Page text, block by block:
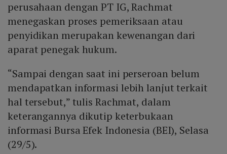
perusahaan dengan PT IG, Rachmat
menegaskan proses pemeriksaan atau
penyidikan merupakan kewenangan dari
aparat penegak hukum.
“Sampai dengan saat ini perseroan belum
mendapatkan informasi lebih lanjut terkait
hal tersebut,” tulis Rachmat, dalam
keterangannya dikutip keterbukaan
informasi Bursa Efek Indonesia (BEI), Selasa
(29/5).